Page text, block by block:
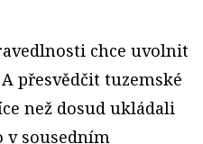
chce uvolnit
přesvědčit tuzemské
než dosud ukládali
v sousedním